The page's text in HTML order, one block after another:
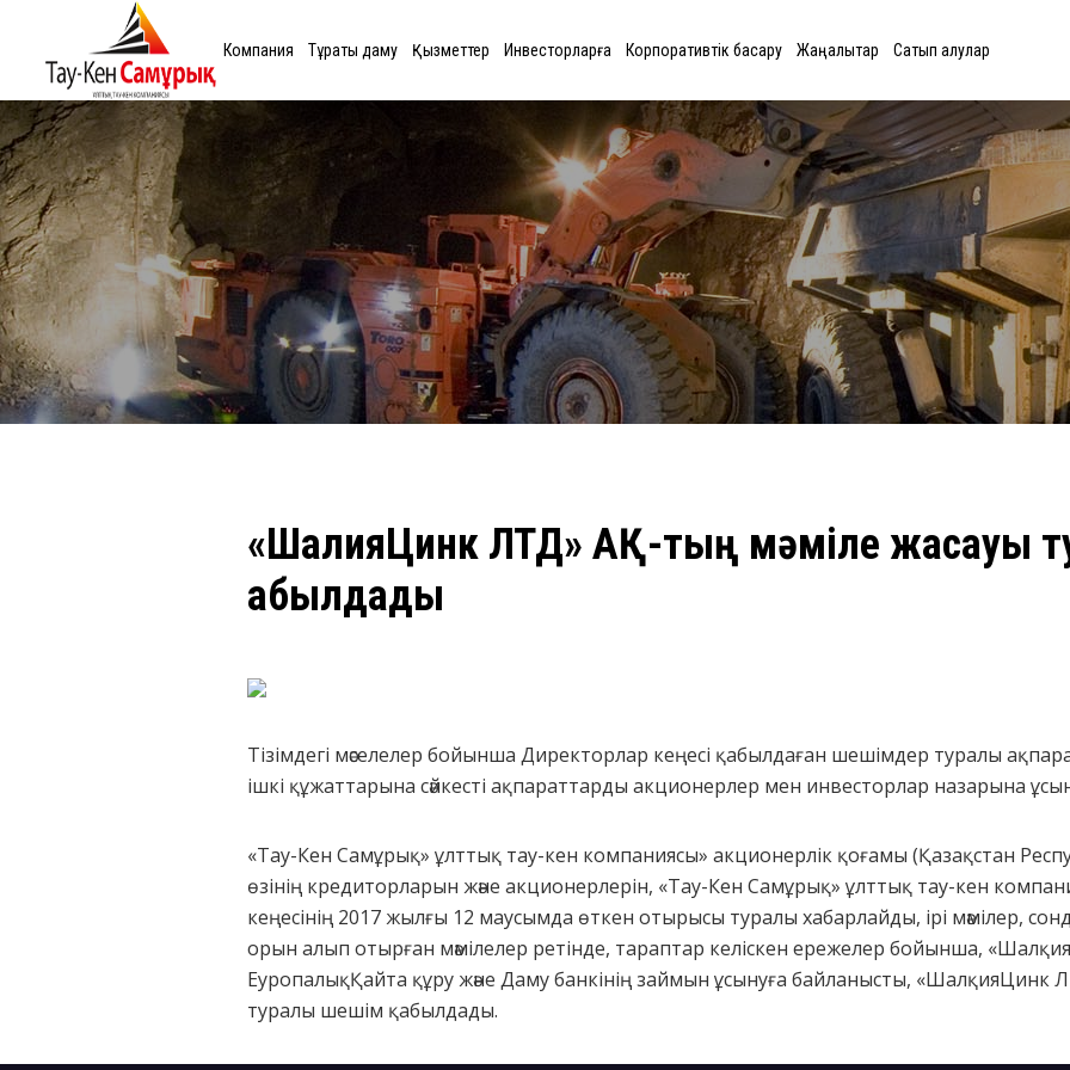
Компания Тұрақты даму Қызметтер Инвесторларға Корпоративтік басқару Жаңалықтар Сатып алулар
«ШалқияЦинк ЛТД» АҚ-тың мәміле жасауы
қабылдады
Тізімдегі мәселелер бойынша Директорлар кеңесі қабылдаған шешімдер туралы
ішкі құжаттарына сәйкесті ақпараттарды акционерлер мен инвесторлар назарына
«Тау-Кен Самұрық» ұлттық тау-кен компаниясы» акционерлік қоғамы (Қазақстан
өзінің кредиторларын және акционерлерін, «Тау-Кен Самұрық» ұлттық тау-кен
кеңесінің 2017 жылғы 12 маусымда өткен отырысы туралы хабарлайды, ірі мәмілер,
орын алып отырған мәмілелер ретінде, тараптар келіскен ережелер бойынша,
ЕуропалықҚайта құру және Даму банкінің займын ұсынуға байланысты, «ШалқияЦинк
туралы шешім қабылдады.